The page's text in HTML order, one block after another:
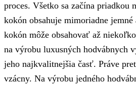
proces. Všetko sa začína priadkou
kokón obsahuje mimoriadne jemné
kokón môže obsahovať až
na výrobu luxusných hodvábnych
jeho najkvalitnejšia časť. Práve
vzácny. Na výrobu jedného